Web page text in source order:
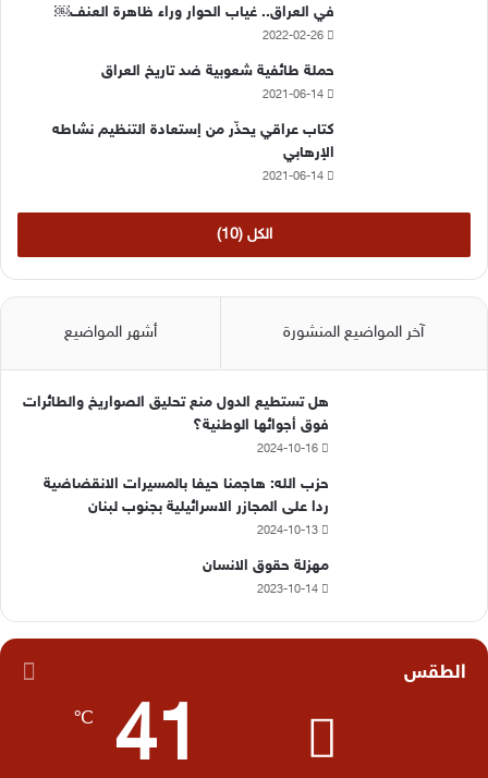
في العراق.. غياب الحوار وراء ظاهرة العنف￼
2022-02-26
حملة طائفية شعوبية ضد تاريخ العراق
2021-06-14
كتاب عراقي يحذّر من إستعادة التنظيم نشاطه
الإرهابي
2021-06-14
الكل (10)
آخر المواضيع المنشورة أشهر المواضيع
هل تستطيع الدول منع تحليق الصواريخ والطائرات
فوق أجوائها الوطنية؟
2024-10-16
حزب الله: هاجمنا حيفا بالمسيرات الانقضاضية
ردا على المجازر الاسرائيلية بجنوب لبنان
2024-10-13
مهزلة حقوق الانسان
2023-10-14
الطقس
41
℃